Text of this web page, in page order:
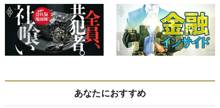
あなたにおすすめ